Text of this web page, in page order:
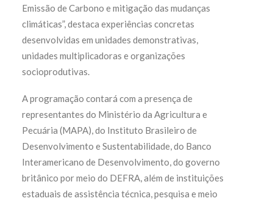
Emissão de Carbono e mitigação das mudanças
climáticas”, destaca experiências concretas
desenvolvidas em unidades demonstrativas,
unidades multiplicadoras e organizações
socioprodutivas.
A programação contará com a presença de
representantes do Ministério da Agricultura e
Pecuária (MAPA), do Instituto Brasileiro de
Desenvolvimento e Sustentabilidade, do Banco
Interamericano de Desenvolvimento, do governo
britânico por meio do DEFRA, além de instituições
estaduais de assistência técnica, pesquisa e meio